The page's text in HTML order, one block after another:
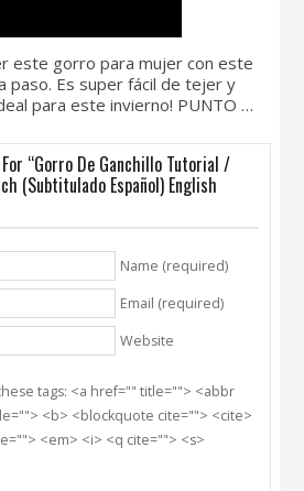
este gorro para mujer con este
paso. Es super fácil de tejer y
para este invierno! PUNTO …
“Gorro De Ganchillo Tutorial /
(Subtitulado Español) English
Name (required)
Email (required)
Website
tags: <a href="" title=""> <abbr
<b> <blockquote cite=""> <cite>
<em> <i> <q cite=""> <s>